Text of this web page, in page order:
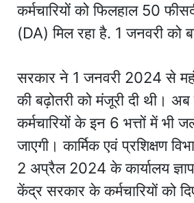
कर्मचारियों को फिलहाल 50
(DA) मिल रहा है. 1 जनवरी को
सरकार ने 1 जनवरी 2024 से
की बढ़ोतरी को मंजूरी दी थी। अब
कर्मचारियों के इन 6 भत्तों में भी
जाएगी। कार्मिक एवं प्रशिक्षण
2 अप्रैल 2024 के कार्यालय
केंद्र सरकार के कर्मचारियों को